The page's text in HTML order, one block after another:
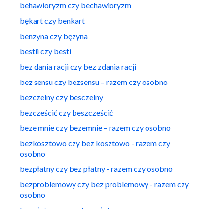
behawioryzm czy bechawioryzm
bękart czy benkart
benzyna czy bęzyna
bestii czy besti
bez dania racji czy bez zdania racji
bez sensu czy bezsensu – razem czy osobno
bezczelny czy besczelny
bezcześcić czy beszcześcić
beze mnie czy bezemnie – razem czy osobno
bezkosztowo czy bez kosztowo - razem czy
osobno
bezpłatny czy bez płatny - razem czy osobno
bezproblemowy czy bez problemowy - razem czy
osobno